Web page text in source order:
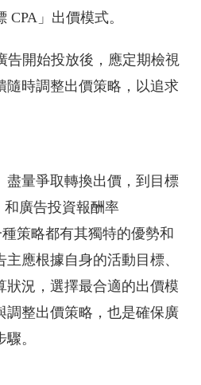
」出價模式。
告開始投放後，應定期檢視
隨時調整出價策略，以追求
盡量爭取轉換出價，到目標
和廣告投資報酬率
種策略都有其獨特的優勢和
應根據自身的活動目標、
狀況，選擇最合適的出價模
調整出價策略，也是確保廣
。